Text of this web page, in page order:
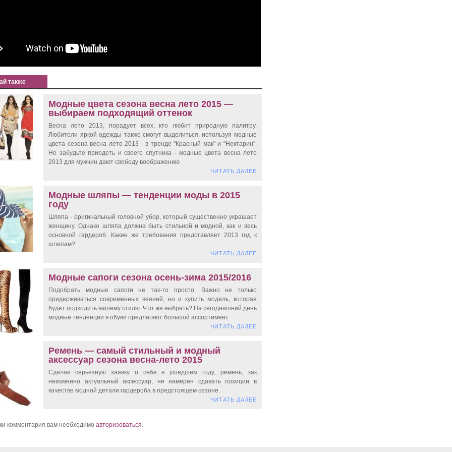
также
Модные цвета сезона весна лето 2015 —
выбираем подходящий оттенок
Весна лето 2013, порадует всех, кто любит природную палитру.
Любители яркой одежды также смогут выделиться, используя модные
цвета сезона весна лето 2013 - в тренде "Красный мак" и "Нектарин".
Не забудьте приодеть и своего спутника - модные цвета весна лето
2013 для мужчин дают свободу воображению
ЧИТАТЬ ДАЛЕЕ
Модные шляпы — тенденции моды в 2015
году
Шляпа - оригинальный головной убор, который существенно украшает
женщину. Однако шляпа должна быть стильной и модной, как и весь
основной гардероб. Какие же требования представляет 2013 год к
шляпам?
ЧИТАТЬ ДАЛЕЕ
Модные сапоги сезона осень-зима 2015/2016
Подобрать модные сапоги не так-то просто. Важно не только
придерживаться современных веяний, но и купить модель, которая
будет подходить вашему стилю. Что же выбрать? На сегодняшний день
модные тенденции в обуви предлагают большой ассортимент.
ЧИТАТЬ ДАЛЕЕ
Ремень — самый стильный и модный
аксессуар сезона весна-лето 2015
Сделав серьезную заявку о себе в ушедшем году, ремень, как
неизменно актуальный аксессуар, не намерен сдавать позиции в
качестве модной детали гардероба в предстоящем сезоне.
ЧИТАТЬ ДАЛЕЕ
комментария вам необходимо авторизоваться.